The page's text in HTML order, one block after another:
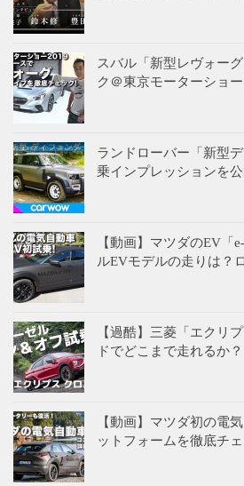
スバル「新型レヴォー
ク＠東京モーターショー
ランドローバー「新型
乗インプレッションを公
【動画】マツダのEV「
ルEVモデルの走りは？
【過酷】三菱「エクリ
ドでどこまで走れるか？
【動画】マツダ初の電
ットフォームを徹底チェ